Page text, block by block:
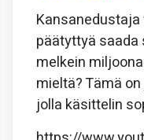
päätyttyä
melkein
mieltä? Tämä
jolla käsittelin